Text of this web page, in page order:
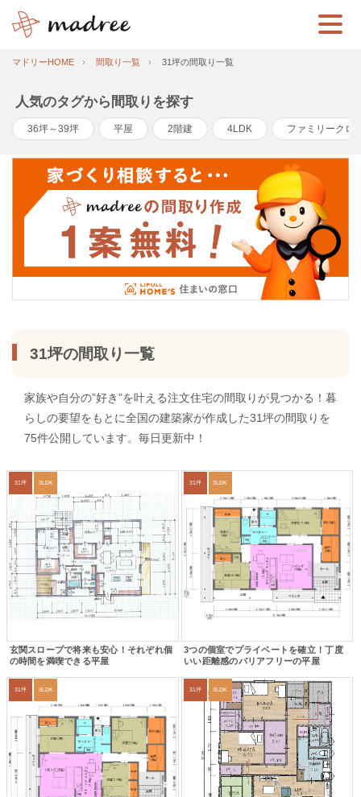
マドリーHOME 間取り一覧 31坪の間取り一覧
人気のタグから間取りを探す
36坪～39坪 平屋 2階建 4LDK ファミリークロ
31坪の間取り一覧
家族や自分の”好き”を叶える注文住宅の間取りが見つかる！暮
らしの要望をもとに全国の建築家が作成した31坪の間取りを
75件公開しています。毎日更新中！
31坪 3LDK
玄関スロープで将来も安心！それぞれ個
の時間を満喫できる平屋
31坪 3LDK
3つの個室でプライベートを確立！丁度
いい距離感のバリアフリーの平屋
31坪 3LDK 31坪 3LDK